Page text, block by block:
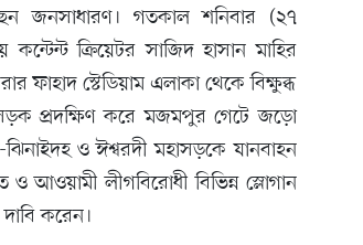
জনসাধারণ। গতকাল শনিবার (২৭
ক্রিয়েটর সাজিদ হাসান মাহির
ফাহাদ স্টেডিয়াম এলাকা থেকে বিক্ষুব্ধ
সড়ক প্রদক্ষিণ করে মজমপুর গেটে জড়ো
ও ঈশ্বরদী মহাসড়কে যানবাহন
আওয়ামী লীগবিরোধী বিভিন্ন স্লোগান
করেন।